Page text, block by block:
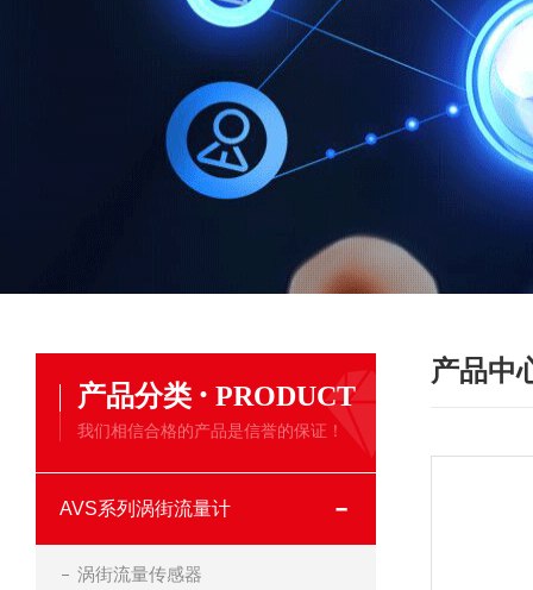
产品分类 · PRODUCT
我们相信合格的产品是信誉的保证！
AVS系列涡街流量计
涡街流量传感器
产品中